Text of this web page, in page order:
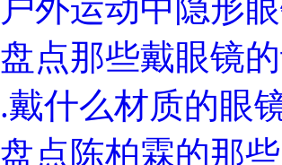
户外运动中隐形
盘点那些戴眼镜
.戴什么材质的眼
盘点陈柏霖的那